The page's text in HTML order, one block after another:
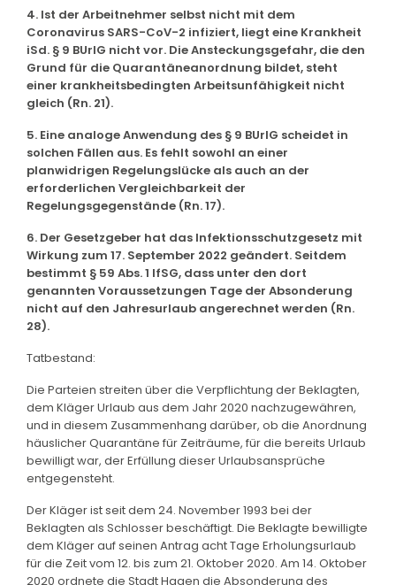
4. Ist der Arbeitnehmer selbst nicht mit dem
Coronavirus SARS-CoV-2 infiziert, liegt eine Krankheit
iSd. § 9 BUrlG nicht vor. Die Ansteckungsgefahr, die den
Grund für die Quarantäneanordnung bildet, steht
einer krankheitsbedingten Arbeitsunfähigkeit nicht
gleich (Rn. 21).
5. Eine analoge Anwendung des § 9 BUrlG scheidet in
solchen Fällen aus. Es fehlt sowohl an einer
planwidrigen Regelungslücke als auch an der
erforderlichen Vergleichbarkeit der
Regelungsgegenstände (Rn. 17).
6. Der Gesetzgeber hat das Infektionsschutzgesetz mit
Wirkung zum 17. September 2022 geändert. Seitdem
bestimmt § 59 Abs. 1 IfSG, dass unter den dort
genannten Voraussetzungen Tage der Absonderung
nicht auf den Jahresurlaub angerechnet werden (Rn.
28).
Tatbestand:
Die Parteien streiten über die Verpflichtung der Beklagten,
dem Kläger Urlaub aus dem Jahr 2020 nachzugewähren,
und in diesem Zusammenhang darüber, ob die Anordnung
häuslicher Quarantäne für Zeiträume, für die bereits Urlaub
bewilligt war, der Erfüllung dieser Urlaubsansprüche
entgegensteht.
Der Kläger ist seit dem 24. November 1993 bei der
Beklagten als Schlosser beschäftigt. Die Beklagte bewilligte
dem Kläger auf seinen Antrag acht Tage Erholungsurlaub
für die Zeit vom 12. bis zum 21. Oktober 2020. Am 14. Oktober
2020 ordnete die Stadt Hagen die Absonderung des